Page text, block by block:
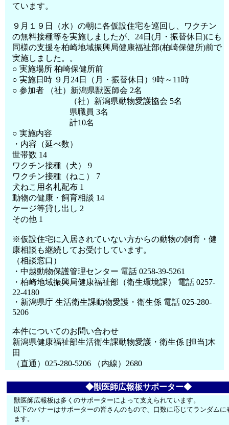
ています。
９月１９日（水）の朝に各仮設住宅を巡回し、ワクチン
の無料接種等を実施しましたが、24日(月・振替休日)にも
同様の支援を柏崎地域振興局健康福祉部(柏崎保健所)前で
実施しました。。
○ 実施場所 柏崎保健所前
○ 実施日時 ９月24日（月・振替休日）9時～11時
○ 参加者 （社）新潟県獣医師会 2名
（社）新潟県動物愛護協会 5名
県職員 3名
計10名
○ 実施内容
・内容（延べ数）
世帯数 14
ワクチン接種（犬） 9
ワクチン接種（ねこ） 7
犬ねこ用名札配布 1
動物の健康・飼育相談 14
ケージ等貸し出し 2
その他 1
※仮設住宅に入居されていない方からの動物の飼育・健
康相談も継続してお受けしています。
（相談窓口）
・中越動物保護管理センター 電話 0258-39-5261
・柏崎地域振興局健康福祉部（衛生環境課） 電話 0257-
22-4180
・新潟県庁 生活衛生課動物愛護・衛生係 電話 025-280-
5206
本件についてのお問い合わせ
新潟県健康福祉部生活衛生課動物愛護・衛生係 [担当]木
田
（直通）025-280-5206 （内線）2680
◆獣医師広報板サポーター◆
獣医師広報板は多くのサポーターによって支えられています。
以下のバナーはサポーターの皆さんのもので、口数に応じてランダムに
ます。